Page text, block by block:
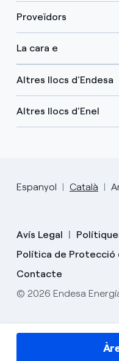
Proveïdors
La cara e
Altres llocs d'Endesa
Altres llocs d'Enel
Espanyol Català
Avís Legal
Política de Protecció
Contacte
© 2026 Endesa